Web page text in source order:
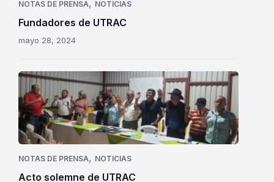
NOTAS DE PRENSA, NOTICIAS
Fundadores de UTRAC
mayo 28, 2024
NOTAS DE PRENSA, NOTICIAS
Acto solemne de UTRAC